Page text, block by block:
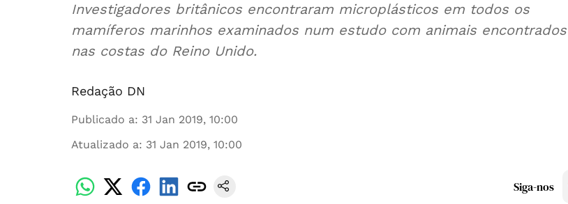
Investigadores britânicos encontraram microplásticos em todos os
mamíferos marinhos examinados num estudo com animais encontrados
nas costas do Reino Unido.
Redação DN
Publicado a: 31 Jan 2019, 10:00
Atualizado a: 31 Jan 2019, 10:00
Siga-nos